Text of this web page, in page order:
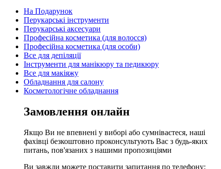
На Подарунок
Перукарські інструменти
Перукарські аксесуари
Професійна косметика (для волосся)
Професійна косметика (для особи)
Все для депіляції
Інструменти для манікюру та педикюру
Все для макіяжу
Обладнання для салону
Косметологічне обладнання
Замовлення онлайн
Якщо Ви не впевнені у виборі або сумніваєтеся, наші
фахівці безкоштовно проконсультують Вас з будь-яких
питань, пов'язаних з нашими пропозиціями
Ви завжди можете поставити запитання по телефону: